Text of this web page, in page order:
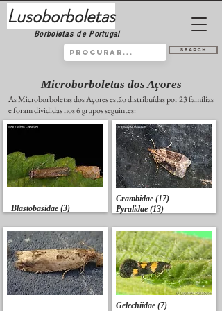
Lusoborboletas
Borboletas de Portugal
Search
Microborboletas dos Açores
As Microborboletas dos Açores estão distribuídas por 23 famílias
e foram divididas nos 6 grupos seguintes:
Blastobasidae (3)
Crambidae (17)
Pyralidae (13)
Gelechiidae (7)